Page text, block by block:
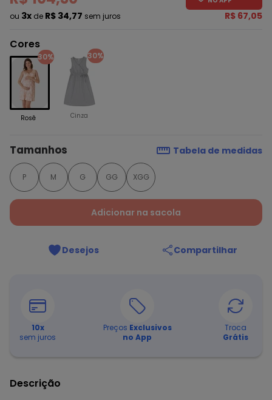
ou 3x de R$ 34,77 sem juros R$ 67,05
Cores
30%
Rosê
30%
Cinza
Tamanhos Tabela de medidas
P M G GG XGG
Adicionar na sacola
Desejos Compartilhar
10x
sem juros
Preços Exclusivos
no App
Troca
Grátis
Descrição